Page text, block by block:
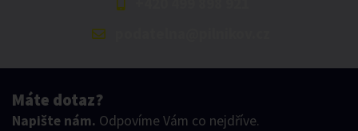
Máte dotaz?
Napište nám. Odpovíme Vám co nejdříve.